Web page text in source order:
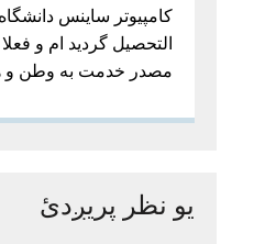
کامپیوتر ساینس
التحصیل گردید ام و
مصدر خدمت به وطن و
یو نظر پریږدئ